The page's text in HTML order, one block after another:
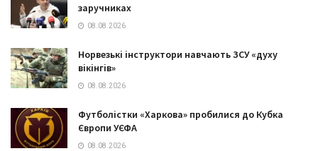
заручниках
08.08.2026
Норвезькі інструктори навчають ЗСУ «духу
вікінгів»
08.08.2026
Футболістки «Харкова» пробилися до Кубка
Європи УЄФА
08.08.2026